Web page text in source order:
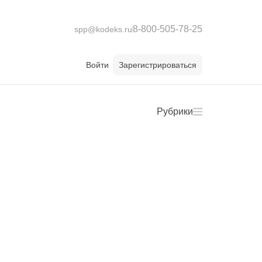
spp@kodeks.ru8-800-505-78-25
Войти Зарегистрироваться
Рубрики